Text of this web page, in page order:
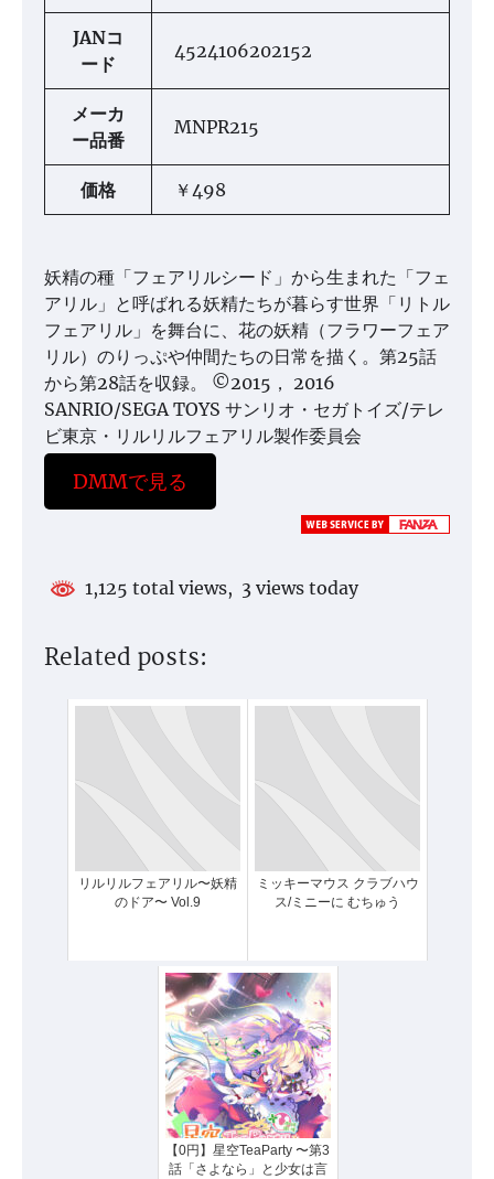
JANコ
ード
4524106202152
メーカ
ー品番
MNPR215
価格 ￥498
妖精の種「フェアリルシード」から生まれた「フェ
アリル」と呼ばれる妖精たちが暮らす世界「リトル
フェアリル」を舞台に、花の妖精（フラワーフェア
リル）のりっぷや仲間たちの日常を描く。第25話
から第28話を収録。 ©2015， 2016
SANRIO/SEGA TOYS サンリオ・セガトイズ/テレ
ビ東京・リルリルフェアリル製作委員会
DMMで見る
1,125 total views, 3 views today
Related posts:
リルリルフェアリル〜妖精
のドア〜 Vol.9
ミッキーマウス クラブハウ
ス/ミニーに むちゅう
【0円】星空TeaParty 〜第3
話「さよなら」と少女は言